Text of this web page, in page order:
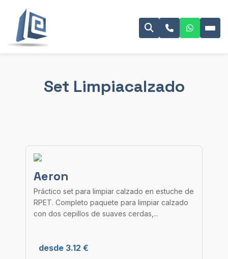
Set Limpiacalzado
Aeron
Práctico set para limpiar calzado en estuche de
RPET. Completo paquete para limpiar calzado
con dos cepillos de suaves cerdas,...
desde 3.12 €